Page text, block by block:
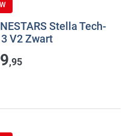
Stella Tech-
V2 Zwart
,95